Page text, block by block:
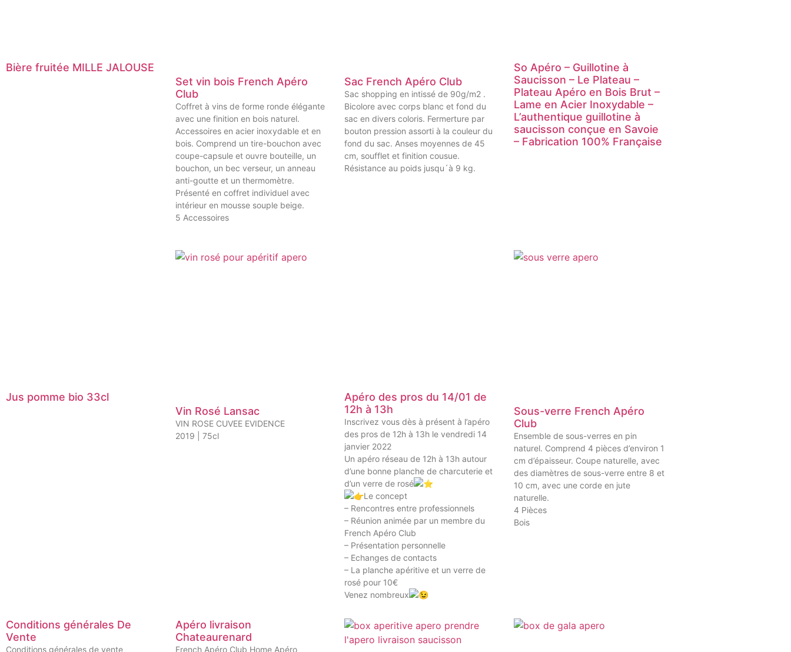
Bière fruitée MILLE JALOUSE
Set vin bois French Apéro
Club
Coffret à vins de forme ronde élégante
avec une finition en bois naturel.
Accessoires en acier inoxydable et en
bois. Comprend un tire-bouchon avec
coupe-capsule et ouvre bouteille, un
bouchon, un bec verseur, un anneau
anti-goutte et un thermomètre.
Présenté en coffret individuel avec
intérieur en mousse souple beige.
5 Accessoires
Sac French Apéro Club
Sac shopping en intissé de 90g/m2 .
Bicolore avec corps blanc et fond du
sac en divers coloris. Fermerture par
bouton pression assorti à la couleur du
fond du sac. Anses moyennes de 45
cm, soufflet et finition cousue.
Résistance au poids jusqu´à 9 kg.
So Apéro – Guillotine à
Saucisson – Le Plateau –
Plateau Apéro en Bois Brut –
Lame en Acier Inoxydable –
L’authentique guillotine à
saucisson conçue en Savoie
– Fabrication 100% Française
Jus pomme bio 33cl
Vin Rosé Lansac
VIN ROSE CUVEE EVIDENCE
2019 | 75cl
Apéro des pros du 14/01 de
12h à 13h
Inscrivez vous dès à présent à l’apéro
des pros de 12h à 13h le vendredi 14
janvier 2022
Un apéro réseau de 12h à 13h autour
d’une bonne planche de charcuterie et
d’un verre de rosé
Le concept
– Rencontres entre professionnels
– Réunion animée par un membre du
French Apéro Club
– Présentation personnelle
– Echanges de contacts
– La planche apéritive et un verre de
rosé pour 10€
Venez nombreux
Sous-verre French Apéro
Club
Ensemble de sous-verres en pin
naturel. Comprend 4 pièces d’environ 1
cm d’épaisseur. Coupe naturelle, avec
des diamètres de sous-verre entre 8 et
10 cm, avec une corde en jute
naturelle.
4 Pièces
Bois
Conditions générales De
Vente
Conditions générales de vente
Apéro livraison
Chateaurenard
French Apéro Club Home Apéro